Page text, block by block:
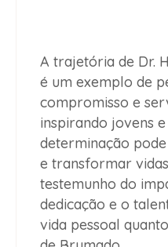
A trajetória de Dr.
é um exemplo de
compromisso e
inspirando jovens
determinação
e transformar
testemunho do
dedicação e o
vida pessoal